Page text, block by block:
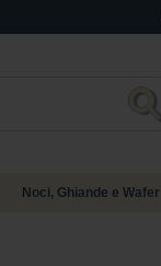
Noci, Ghiande e Wafer